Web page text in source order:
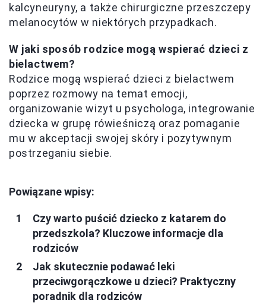
kalcyneuryny, a także chirurgiczne przeszczepy
melanocytów w niektórych przypadkach.
W jaki sposób rodzice mogą wspierać dzieci z
bielactwem?
Rodzice mogą wspierać dzieci z bielactwem
poprzez rozmowy na temat emocji,
organizowanie wizyt u psychologa, integrowanie
dziecka w grupę rówieśniczą oraz pomaganie
mu w akceptacji swojej skóry i pozytywnym
postrzeganiu siebie.
Powiązane wpisy:
Czy warto puścić dziecko z katarem do
przedszkola? Kluczowe informacje dla
rodziców
Jak skutecznie podawać leki
przeciwgorączkowe u dzieci? Praktyczny
poradnik dla rodziców